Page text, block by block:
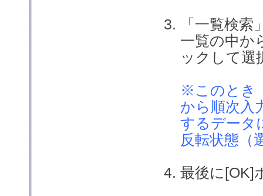
「一覧検
一覧の中か
ックして選
※このとき
から順次入
するデータ
反転状態（
最後に[OK]